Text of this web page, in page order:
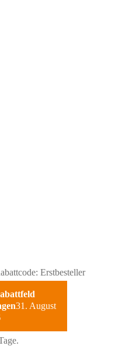
Erstbesteller
31. August